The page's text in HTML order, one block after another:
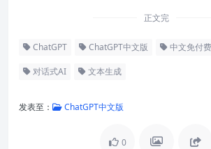
正文完
ChatGPT ChatGPT中文版 中文免付费
对话式AI 文本生成
发表至： ChatGPT中文版
0